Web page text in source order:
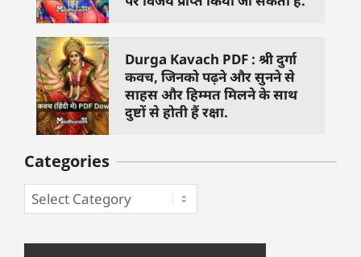
Durga Kavach PDF : श्री दुर्गा
कवच, जिनको पढ़ने और सुनने से
साहस और हिम्मत मिलने के साथ
दुष्टों से होती हैं रक्षा.
Categories